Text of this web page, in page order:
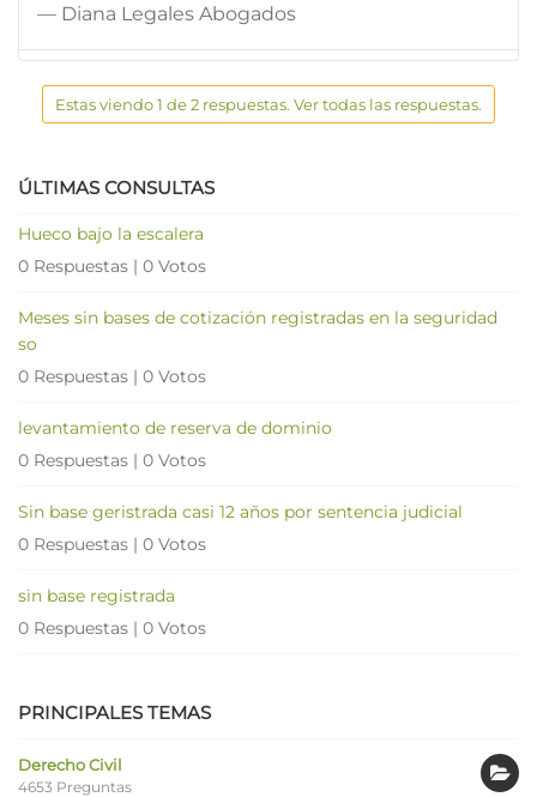
— Diana Legales Abogados
Estas viendo 1 de 2 respuestas. Ver todas las respuestas.
ÚLTIMAS CONSULTAS
Hueco bajo la escalera
0 Respuestas | 0 Votos
Meses sin bases de cotización registradas en la seguridad
so
0 Respuestas | 0 Votos
levantamiento de reserva de dominio
0 Respuestas | 0 Votos
Sin base geristrada casi 12 años por sentencia judicial
0 Respuestas | 0 Votos
sin base registrada
0 Respuestas | 0 Votos
PRINCIPALES TEMAS
Derecho Civil
4653 Preguntas